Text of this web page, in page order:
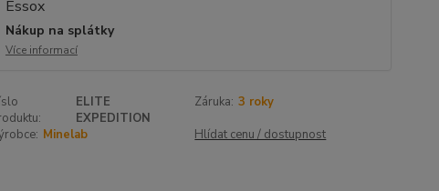
Nákup na splátky
Více informací
ELITE
EXPEDITION
Záruka: 3 roky
Minelab Hlídat cenu / dostupnost